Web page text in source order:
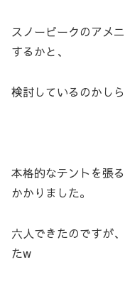
スノーピークのアメ
するかと、
検討しているのかし
本格的なテントを張
かかりました。
六人できたのですが
たw